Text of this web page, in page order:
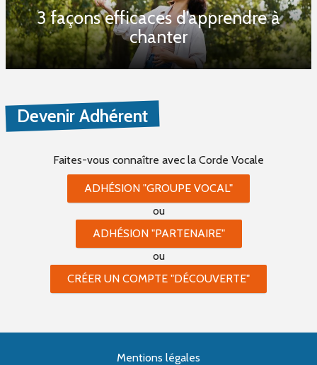
3 façons efficaces d’apprendre à
chanter
Devenir Adhérent
Faites-vous connaître avec la Corde Vocale
ADHÉSION "GROUPE VOCAL"
ou
ADHÉSION "PARTENAIRE"
ou
CRÉER UN COMPTE "DÉCOUVERTE"
Mentions légales